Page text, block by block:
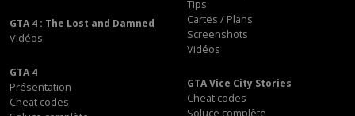
Tips
Cartes / Plans
Screenshots
Vidéos
GTA 4 : The Lost and Damned
Vidéos
GTA 4
Présentation
Cheat codes
GTA Vice City Stories
Cheat codes
Soluce complète